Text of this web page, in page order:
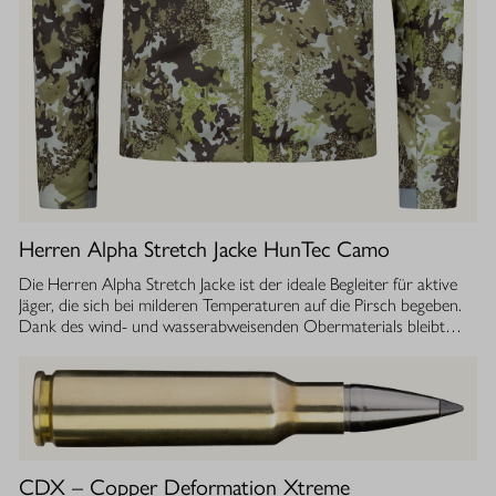
Herren Alpha Stretch Jacke HunTec Camo
Die Herren Alpha Stretch Jacke ist der ideale Begleiter für aktive
Jäger, die sich bei milderen Temperaturen auf die Pirsch begeben.
Dank des wind- und wasserabweisenden Obermaterials bleibt
leicht und dehnbar ist. Die geräuscharme Verarbeitung sorgt
dafür, dass Sie sich unbemerkt fortbewegen können. Die
luftdurchlässige Isolierung ermöglicht einen optimalen
Feuchtigkeitstransport, sodass Sie auch bei anstrengenden
Aktivitäten stets ein angenehmes Tragegefühl haben. Ob im
CDX – Copper Deformation Xtreme